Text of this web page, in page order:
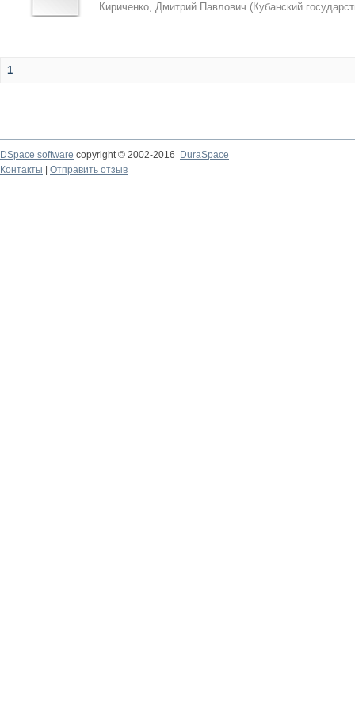
Кириченко, Дмитрий Павлович (Кубанский
1
DSpace software copyright © 2002-2016
DuraSpace
Контакты
Отправить отзыв